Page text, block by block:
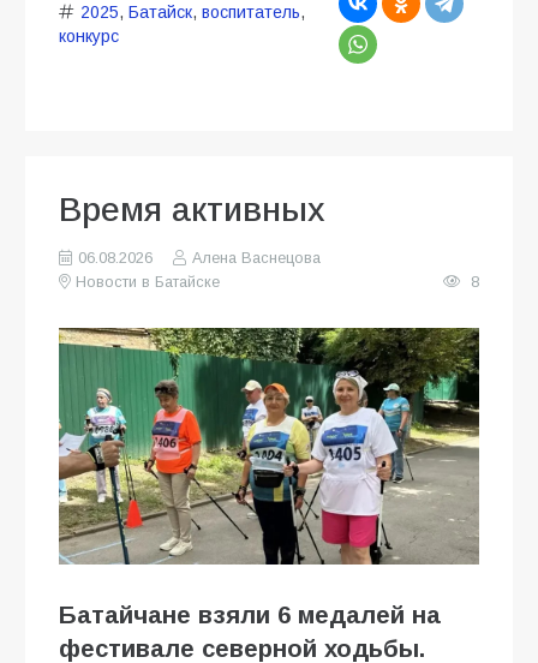
2025, Батайск, воспитатель,
конкурс
Время активных
06.08.2026
Алена Васнецова
Новости в Батайске
8
Батайчане взяли 6 медалей на
фестивале северной ходьбы.